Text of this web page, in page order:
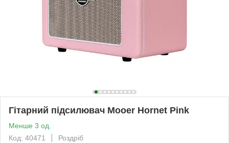
Гітарний підсилювач Mooer Hornet Pink
Менше 3 од.
Код: 40471
Роздріб